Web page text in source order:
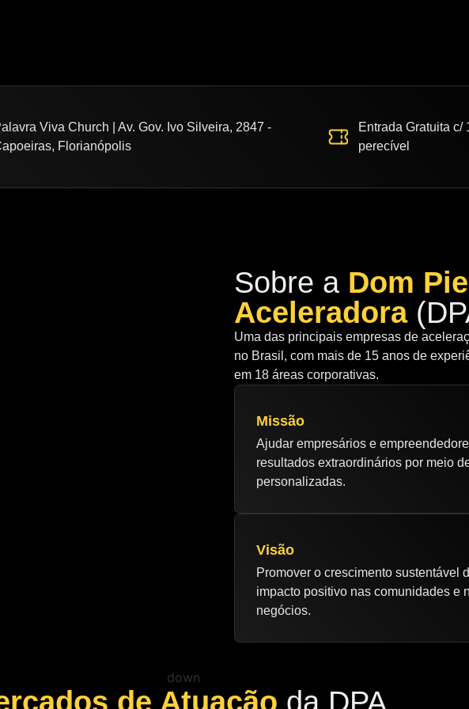
Viva Church | Av. Gov. Ivo Silveira, 2847 -
Florianópolis
Entrada Gratuita c/
perecível
Sobre a Dom
Aceleradora
Uma das principais empresas de
no Brasil, com mais de 15 anos de
em 18 áreas corporativas.
Missão
Ajudar empresários e
resultados extraordinários por meio
personalizadas.
Visão
Promover o crescimento sustentável
impacto positivo nas comunidades e
negócios.
de Atuação da DPA